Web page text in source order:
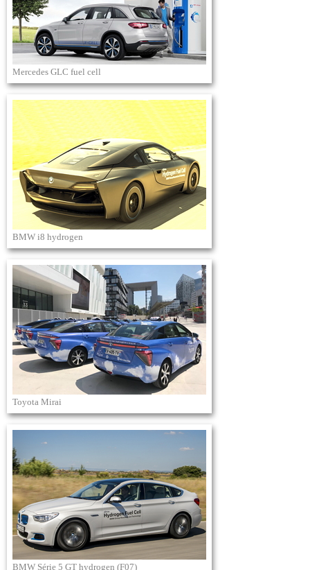
Mercedes GLC fuel cell
BMW i8 hydrogen
Toyota Mirai
BMW Série 5 GT hydrogen (F07)